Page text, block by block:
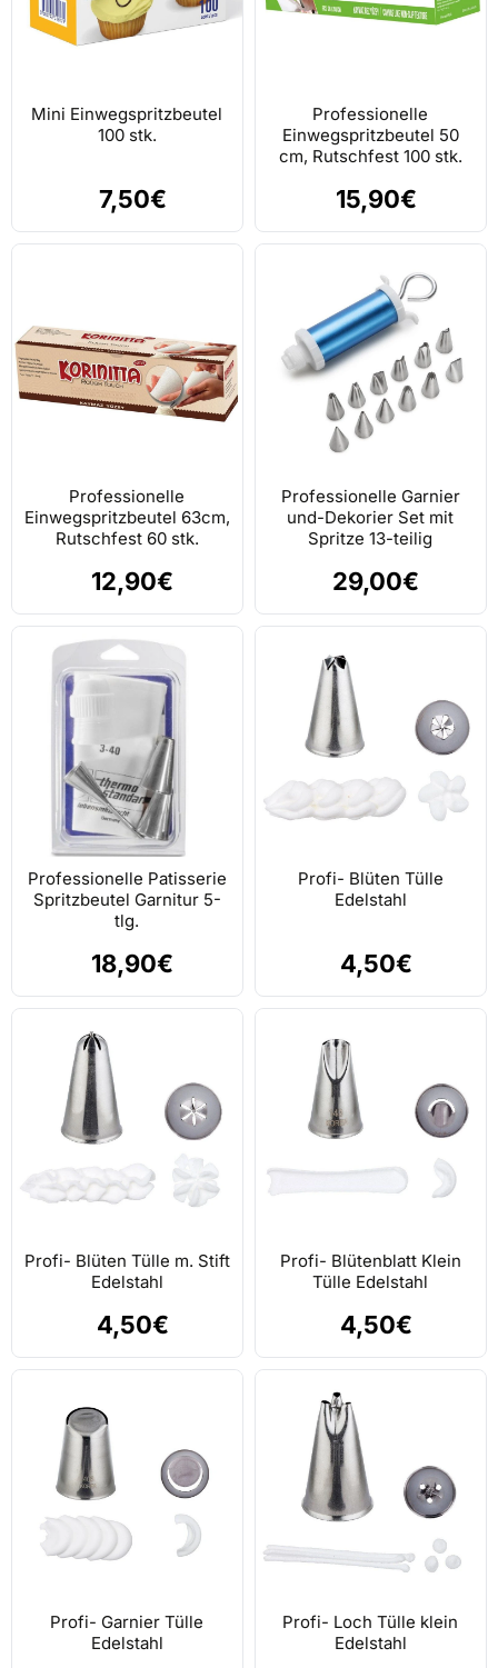
Mini Einwegspritzbeutel
100 stk.
7,50€
Professionelle
Einwegspritzbeutel 50
cm, Rutschfest 100 stk.
15,90€
Professionelle
Einwegspritzbeutel 63cm,
Rutschfest 60 stk.
12,90€
Professionelle Garnier
und-Dekorier Set mit
Spritze 13-teilig
29,00€
Professionelle Patisserie
Spritzbeutel Garnitur 5-
tlg.
18,90€
Profi- Blüten Tülle
Edelstahl
4,50€
Profi- Blüten Tülle m. Stift
Edelstahl
4,50€
Profi- Blütenblatt Klein
Tülle Edelstahl
4,50€
Profi- Garnier Tülle
Edelstahl
Profi- Loch Tülle klein
Edelstahl